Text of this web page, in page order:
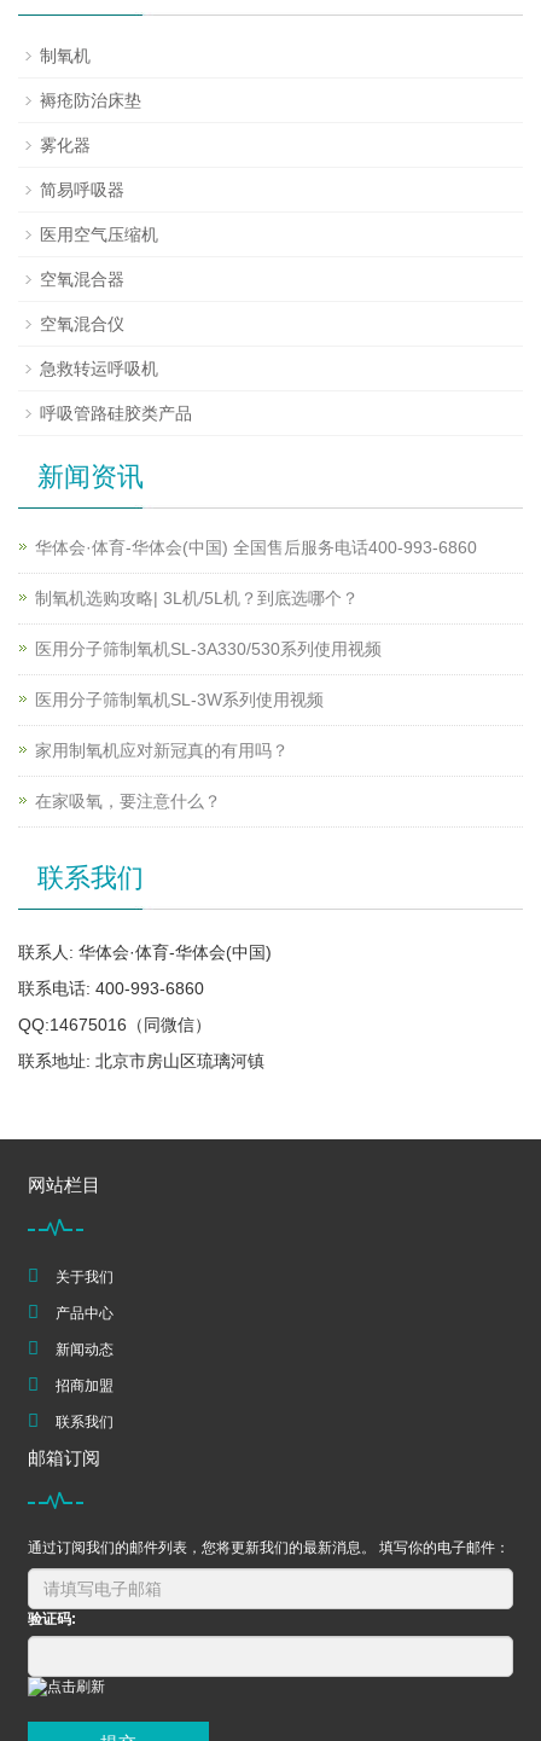
制氧机
褥疮防治床垫
雾化器
简易呼吸器
医用空气压缩机
空氧混合器
空氧混合仪
急救转运呼吸机
呼吸管路硅胶类产品
新闻资讯
华体会·体育-华体会(中国) 全国售后服务电话400-993-6860
制氧机选购攻略| 3L机/5L机？到底选哪个？
医用分子筛制氧机SL-3A330/530系列使用视频
医用分子筛制氧机SL-3W系列使用视频
家用制氧机应对新冠真的有用吗？
在家吸氧，要注意什么？
联系我们
联系人: 华体会·体育-华体会(中国)
联系电话: 400-993-6860
QQ:14675016（同微信）
联系地址: 北京市房山区琉璃河镇
网站栏目
关于我们
产品中心
新闻动态
招商加盟
联系我们
邮箱订阅
通过订阅我们的邮件列表，您将更新我们的最新消息。 填写你的电子邮件：
验证码: